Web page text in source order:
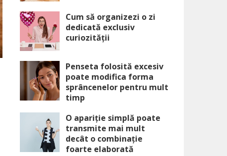
Cum să organizezi o zi
dedicată exclusiv
curiozității
Penseta folosită excesiv
poate modifica forma
sprâncenelor pentru mult
timp
O apariție simplă poate
transmite mai mult
decât o combinație
foarte elaborată